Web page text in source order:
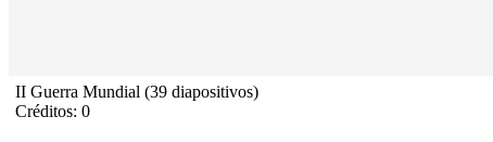
II Guerra Mundial (39 diapositivos)
Créditos: 0